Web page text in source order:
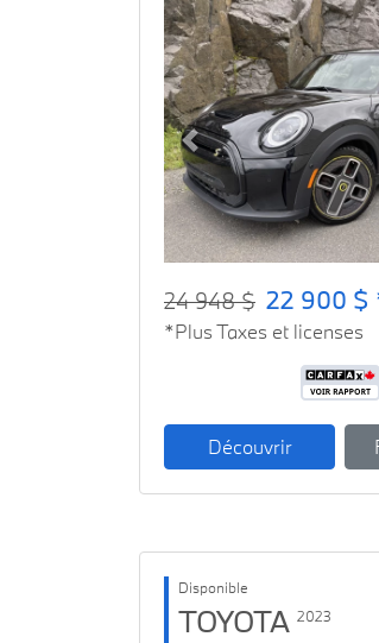
Previous
24 948 $ 22 900 $
*Plus Taxes et licenses
Découvrir
Disponible
TOYOTA 2023